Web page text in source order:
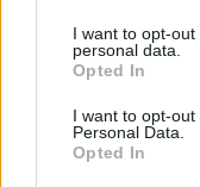
I want to opt-
personal data.
Opted In
I want to opt-
Personal Data.
Opted In